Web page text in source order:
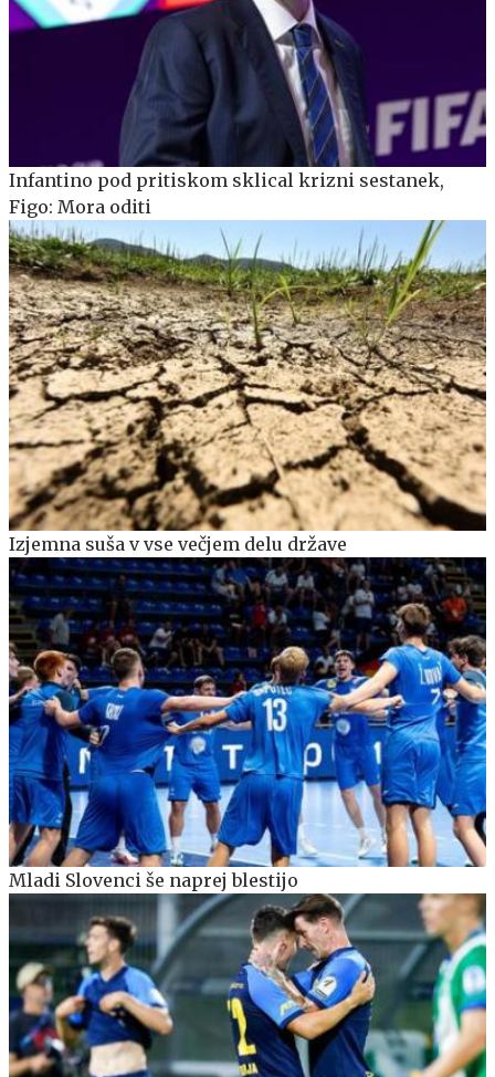
Infantino pod pritiskom sklical krizni sestanek,
Figo: Mora oditi
Izjemna suša v vse večjem delu države
Mladi Slovenci še naprej blestijo